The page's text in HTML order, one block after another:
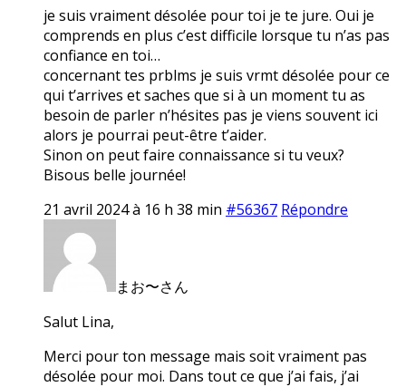
je suis vraiment désolée pour toi je te jure. Oui je
comprends en plus c’est difficile lorsque tu n’as pas
confiance en toi…
concernant tes prblms je suis vrmt désolée pour ce
qui t’arrives et saches que si à un moment tu as
besoin de parler n’hésites pas je viens souvent ici
alors je pourrai peut-être t’aider.
Sinon on peut faire connaissance si tu veux?
Bisous belle journée!
21 avril 2024 à 16 h 38 min #56367 Répondre
まお〜さん
Salut Lina,
Merci pour ton message mais soit vraiment pas
désolée pour moi. Dans tout ce que j’ai fais, j’ai